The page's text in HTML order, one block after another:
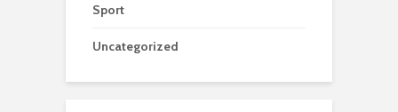
Sport
Uncategorized